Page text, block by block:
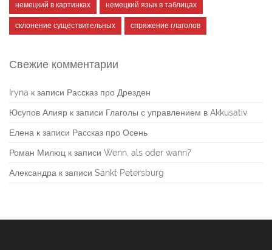
немецкий в картинках немецкий язык в таблицах
склонение существительных спряжение глаголов
Свежие комментарии
Iryna к записи Рассказ про Дрезден
Юсупов Алияр к записи Глаголы с управлением в Akkusativ
Елена к записи Рассказ про Осень
Роман Милюц к записи Wenn, als oder wann?
Александра к записи Sankt Petersburg